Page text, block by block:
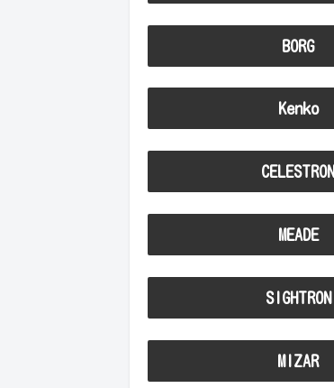
BORG
Kenko
CELESTRON
MEADE
SIGHTRON
MIZAR